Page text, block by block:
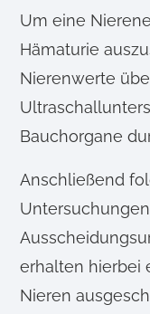
Um eine
Hämaturie
Nierenwerte
Bauchorgane
Anschließend
erhalten hierbei
Nieren